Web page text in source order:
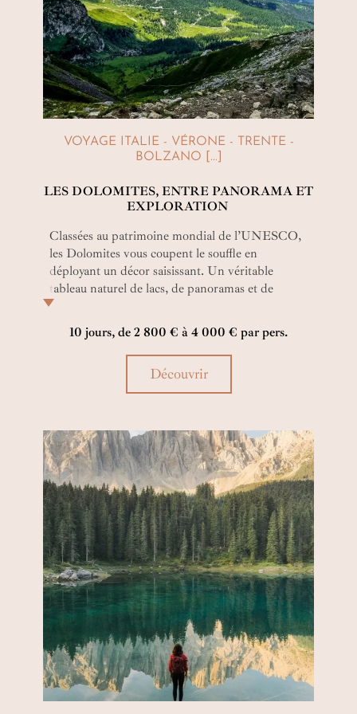
VOYAGE ITALIE - VÉRONE - TRENTE -
BOLZANO [...]
LES DOLOMITES, ENTRE PANORAMA ET
EXPLORATION
Classées au patrimoine mondial de l’UNESCO,
les Dolomites vous coupent le souffle en
déployant un décor saisissant. Un véritable
tableau naturel de lacs, de panoramas et de
villages alpins se révèle à vous. Malgré les
hauteurs vertigineuses des sommets, ce voyage
est un long fleuve tranquille !
10 jours, de 2 800 € à 4 000 € par pers.
Découvrir